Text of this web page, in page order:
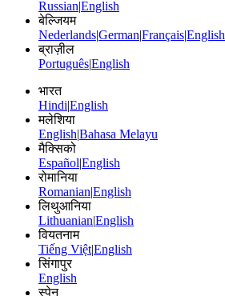
Russian|English
बेल्जियम
Nederlands|German|Français|English
ब्राज़ील
Português|English
भारत
Hindi|English
मलेशिया
English|Bahasa Melayu
मैक्सिको
Español|English
रोमानिया
Romanian|English
लिथुआनिया
Lithuanian|English
वियतनाम
Tiếng Việt|English
सिंगापुर
English
स्पेन